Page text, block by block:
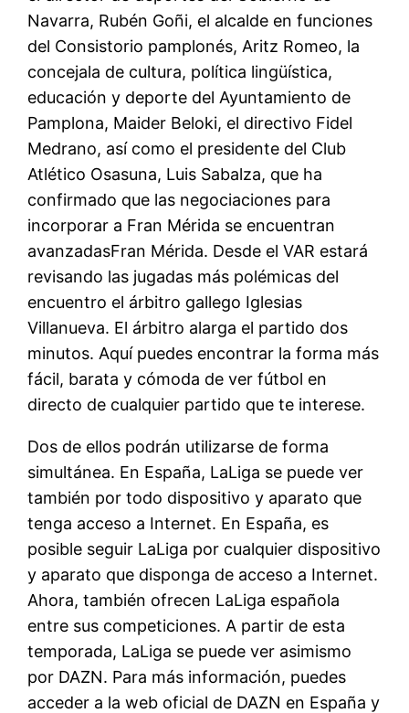
Navarra, Rubén Goñi, el alcalde en funciones
del Consistorio pamplonés, Aritz Romeo, la
concejala de cultura, política lingüística,
educación y deporte del Ayuntamiento de
Pamplona, Maider Beloki, el directivo Fidel
Medrano, así como el presidente del Club
Atlético Osasuna, Luis Sabalza, que ha
confirmado que las negociaciones para
incorporar a Fran Mérida se encuentran
avanzadasFran Mérida. Desde el VAR estará
revisando las jugadas más polémicas del
encuentro el árbitro gallego Iglesias
Villanueva. El árbitro alarga el partido dos
minutos. Aquí puedes encontrar la forma más
fácil, barata y cómoda de ver fútbol en
directo de cualquier partido que te interese.
Dos de ellos podrán utilizarse de forma
simultánea. En España, LaLiga se puede ver
también por todo dispositivo y aparato que
tenga acceso a Internet. En España, es
posible seguir LaLiga por cualquier dispositivo
y aparato que disponga de acceso a Internet.
Ahora, también ofrecen LaLiga española
entre sus competiciones. A partir de esta
temporada, LaLiga se puede ver asimismo
por DAZN. Para más información, puedes
acceder a la web oficial de DAZN en España y